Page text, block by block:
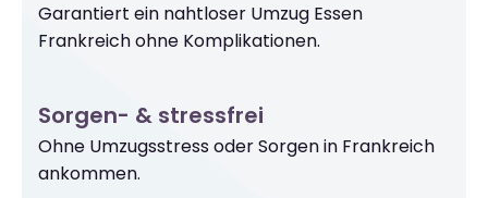
Garantiert ein nahtloser Umzug Essen
Frankreich ohne Komplikationen.
Sorgen- & stressfrei
Ohne Umzugsstress oder Sorgen in Frankreich
ankommen.